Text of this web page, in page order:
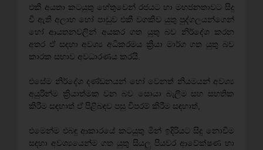
එකී අයතා කටයුතු හේතුවෙන් රජයට හා මහජනතාවට සිදු
වී ඇති අලාභ හෝ පාඩුව එකී වගකිව යුතු පුද්ගලයන්ගෙන්
හෝ ආයතනවලින් අයකර ගත යුතු බව නිර්දේශ කරන
අතර ඒ සඳහා අවශ්‍ය අධිකරමය ක්‍රියා මාර්ග ගත යුතු බව
කාරක සභාව අවධාරණය කරයි.
එසේම නිර්දේශ දණ්ඩනයන් හෝ වෙනත් නියමයන් අවශ්‍ය
අයුරින්ම ක්‍රියාත්මක වන බව සොයා බැලීම සහ සහතික
කිරීම සඳහාත් ඒ පිළිබඳව පසු විපරම් කිරීම සඳහාත්,
එමෙන්ම එබඳු ආකාරයේ කටයුතු මින් ඉදිරියට සිදු නොවීම
සඳහා අව‍ශ්‍යයෙන්ම ගත යුතු සියලු පියවර ආවේක්ෂණ හා